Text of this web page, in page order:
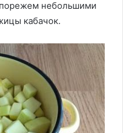
порежем небольшими
кабачок.